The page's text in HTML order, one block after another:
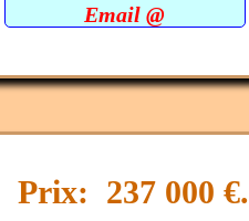
Email @
Prix: 237 000 €.